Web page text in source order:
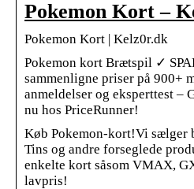
Pokemon Kort –
Pokemon Kort | Kelz0r.dk
Pokemon kort Brætspil ✓
sammenligne priser på 900+
anmeldelser og eksperttest –
nu hos PriceRunner!
Køb Pokemon-kort!Vi sælger
Tins og andre forseglede
enkelte kort såsom VMAX,
lavpris!